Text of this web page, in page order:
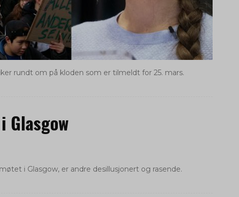
rundt om på kloden som er tilmeldt for 25. mars.
Glasgow
i Glasgow, er andre desillusjonert og rasende.